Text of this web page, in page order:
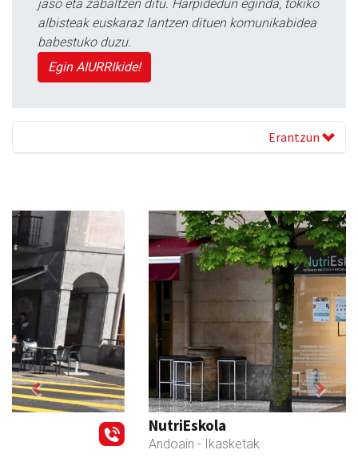
jaso eta zabaltzen ditu. Harpidedun eginda, tokiko
albisteak euskaraz lantzen dituen komunikabidea
babestuko duzu.
Egin AIURRIkide!
Erantzun
- Ikasketak
Previous Next